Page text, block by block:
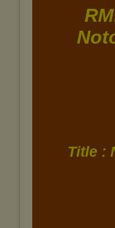
Title :